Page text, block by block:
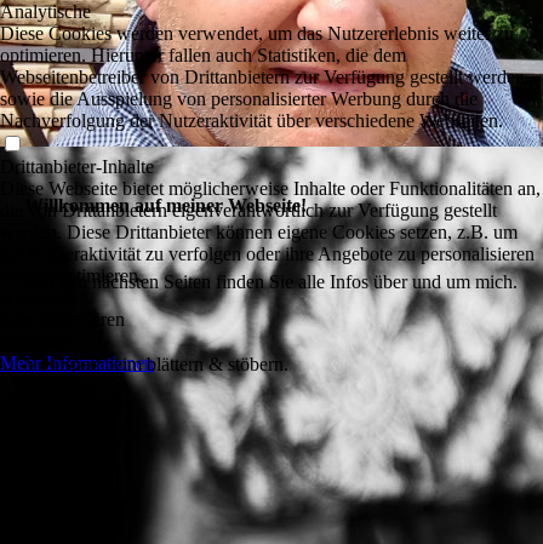
Willkommen auf meiner Webseite!
Auf den nächsten Seiten finden Sie alle Infos über und um mich.
Viel Spaß beim blättern & stöbern.
Analytische
Diese Cookies werden verwendet, um das Nutzererlebnis weiter zu
optimieren. Hierunter fallen auch Statistiken, die dem
Webseitenbetreiber von Drittanbietern zur Verfügung gestellt werden,
sowie die Ausspielung von personalisierter Werbung durch die
Nachverfolgung der Nutzeraktivität über verschiedene Webseiten.
Drittanbieter-Inhalte
Diese Webseite bietet möglicherweise Inhalte oder Funktionalitäten an,
die von Drittanbietern eigenverantwortlich zur Verfügung gestellt
werden. Diese Drittanbieter können eigene Cookies setzen, z.B. um
die Nutzeraktivität zu verfolgen oder ihre Angebote zu personalisieren
und zu optimieren.
Alle akzeptieren
Mehr Informationen